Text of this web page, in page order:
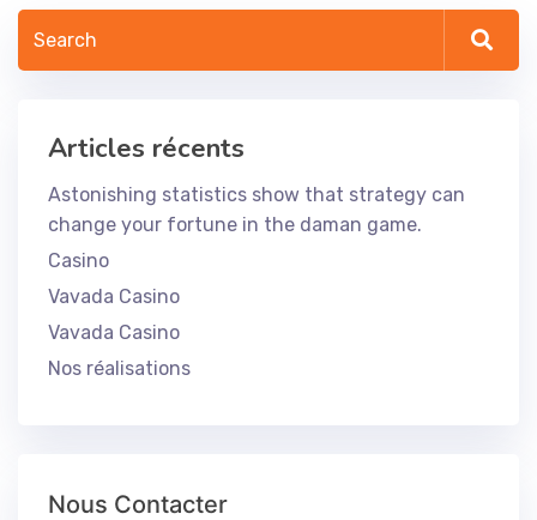
Articles récents
Astonishing statistics show that strategy can
change your fortune in the daman game.
Casino
Vavada Casino
Vavada Casino
Nos réalisations
Nous Contacter